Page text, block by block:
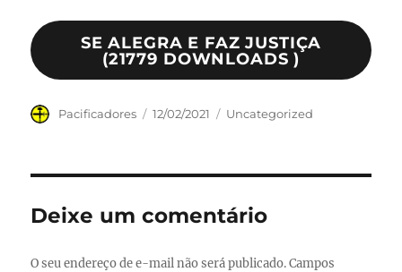
SE ALEGRA E FAZ JUSTIÇA
(21779 DOWNLOADS )
Autor
Pacificadores
Publicado
12/02/2021 Categorias
Uncategorized
Deixe um comentário
O seu endereço de e-mail não será publicado. Campos